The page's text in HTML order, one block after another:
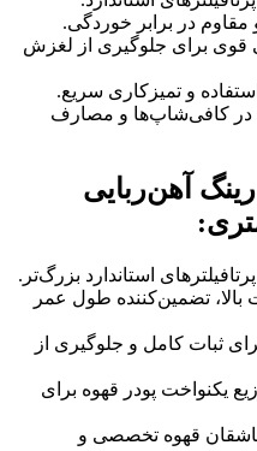
مقاوم در برابر خوردگی.
قوی برای جلوگیری از لغزش
و تمیزکاری سریع.
در کافی‌شاپ‌ها و مصارف
آهن‌ربایی
:
بالا، تضمین‌کننده طول عمر
ثبات کامل و جلوگیری از
یکنواخت پودر قهوه برای
عاشقان قهوه تخصصی و